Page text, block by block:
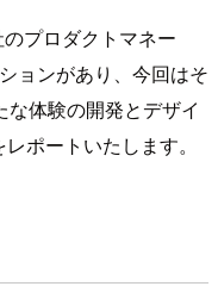
プロダクトマネー
ョンがあり、今回はそ
体験の開発とデザイ
ポートいたします。